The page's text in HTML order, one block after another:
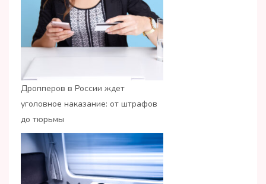
Дропперов в России ждет
уголовное наказание: от штрафов
до тюрьмы